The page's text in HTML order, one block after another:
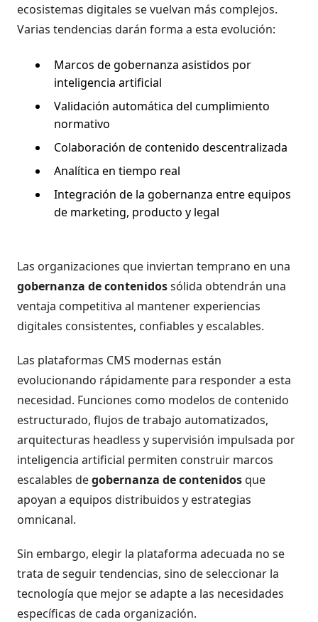
ecosistemas digitales se vuelvan más complejos.
Varias tendencias darán forma a esta evolución:
Marcos de gobernanza asistidos por
inteligencia artificial
Validación automática del cumplimiento
normativo
Colaboración de contenido descentralizada
Analítica en tiempo real
Integración de la gobernanza entre equipos
de marketing, producto y legal
Las organizaciones que inviertan temprano en una
gobernanza de contenidossólida obtendrán una
ventaja competitiva al mantener experiencias
digitales consistentes, confiables y escalables.
Las plataformas CMS modernas están
evolucionando rápidamente para responder a esta
necesidad. Funciones como modelos de contenido
estructurado, flujos de trabajo automatizados,
arquitecturas headless y supervisión impulsada por
inteligencia artificial permiten construir marcos
escalables degobernanza de contenidosque
apoyan a equipos distribuidos y estrategias
omnicanal.
Sin embargo, elegir la plataforma adecuada no se
trata de seguir tendencias, sino de seleccionar la
tecnología que mejor se adapte a las necesidades
específicas de cada organización.